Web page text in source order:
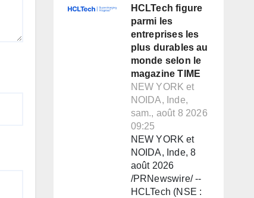
HCLTech figure
parmi les
entreprises les
plus durables au
monde selon le
magazine TIME
NEW YORK et
NOIDA, Inde,
sam., août 8 2026
09:25
NEW YORK et
NOIDA, Inde, 8
août 2026
/PRNewswire/ --
HCLTech (NSE :